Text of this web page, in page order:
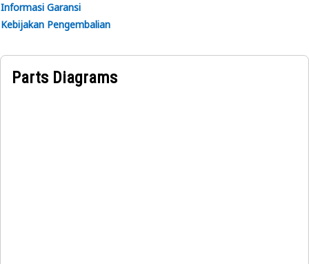
tahan lama, andal, dan produktif.
• Terbuat dari material tahan lama yang memberikan
cekungan di lubang.
Informasi Garansi
Kebijakan Pengembalian
Parts Diagrams